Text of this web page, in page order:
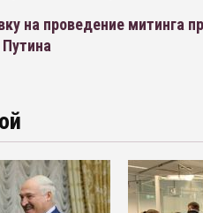
на проведение митинга